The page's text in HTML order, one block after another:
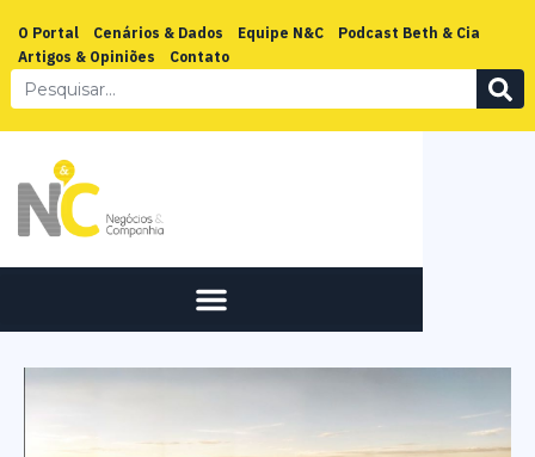
O Portal Cenários & Dados Equipe N&C
Podcast Beth & Cia
Artigos & Opiniões
Contato